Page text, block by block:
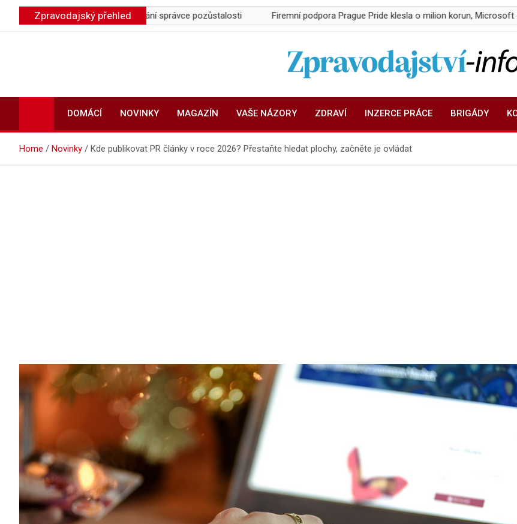
Zpravodajský přehled
účet, řešením je jmenování správce pozůstalosti Firemní podpora Prague Pride klesla o milion korun, Microsoft odstoupil
Zpravodajství-info.cz
DOMÁCÍ NOVINKY MAGAZÍN VAŠE NÁZORY ZDRAVÍ INZERCE PRÁCE BRIGÁDY
Home Novinky Kde publikovat PR články v roce 2026? Přestaňte hledat plochy, začněte je ovládat